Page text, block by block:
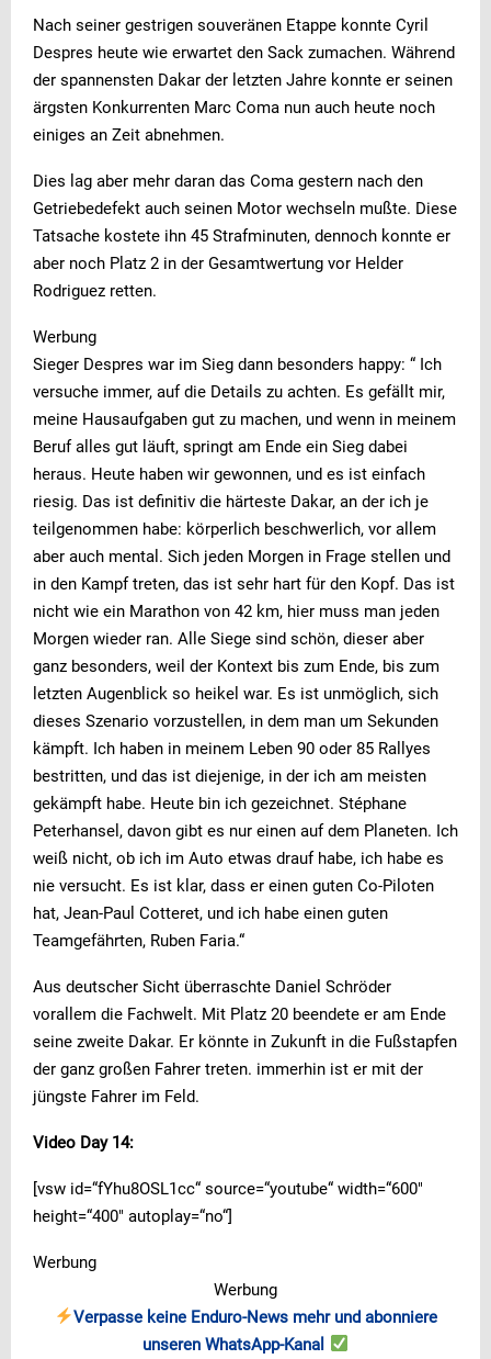
Nach seiner gestrigen souveränen Etappe konnte Cyril
Despres heute wie erwartet den Sack zumachen. Während
der spannensten Dakar der letzten Jahre konnte er seinen
ärgsten Konkurrenten Marc Coma nun auch heute noch
einiges an Zeit abnehmen.
Dies lag aber mehr daran das Coma gestern nach den
Getriebedefekt auch seinen Motor wechseln mußte. Diese
Tatsache kostete ihn 45 Strafminuten, dennoch konnte er
aber noch Platz 2 in der Gesamtwertung vor Helder
Rodriguez retten.
Werbung
Sieger Despres war im Sieg dann besonders happy: “ Ich
versuche immer, auf die Details zu achten. Es gefällt mir,
meine Hausaufgaben gut zu machen, und wenn in meinem
Beruf alles gut läuft, springt am Ende ein Sieg dabei
heraus. Heute haben wir gewonnen, und es ist einfach
riesig. Das ist definitiv die härteste Dakar, an der ich je
teilgenommen habe: körperlich beschwerlich, vor allem
aber auch mental. Sich jeden Morgen in Frage stellen und
in den Kampf treten, das ist sehr hart für den Kopf. Das ist
nicht wie ein Marathon von 42 km, hier muss man jeden
Morgen wieder ran. Alle Siege sind schön, dieser aber
ganz besonders, weil der Kontext bis zum Ende, bis zum
letzten Augenblick so heikel war. Es ist unmöglich, sich
dieses Szenario vorzustellen, in dem man um Sekunden
kämpft. Ich haben in meinem Leben 90 oder 85 Rallyes
bestritten, und das ist diejenige, in der ich am meisten
gekämpft habe. Heute bin ich gezeichnet. Stéphane
Peterhansel, davon gibt es nur einen auf dem Planeten. Ich
weiß nicht, ob ich im Auto etwas drauf habe, ich habe es
nie versucht. Es ist klar, dass er einen guten Co-Piloten
hat, Jean-Paul Cotteret, und ich habe einen guten
Teamgefährten, Ruben Faria.“
Aus deutscher Sicht überraschte Daniel Schröder
vorallem die Fachwelt. Mit Platz 20 beendete er am Ende
seine zweite Dakar. Er könnte in Zukunft in die Fußstapfen
der ganz großen Fahrer treten. immerhin ist er mit der
jüngste Fahrer im Feld.
Video Day 14:
[vsw id=“fYhu8OSL1cc“ source=“youtube“ width=“600″
height=“400″ autoplay=“no“]
Werbung
Werbung
Verpasse keine Enduro-News mehr und abonniere
unseren WhatsApp-Kanal